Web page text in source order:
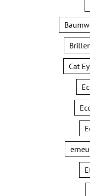
Cat